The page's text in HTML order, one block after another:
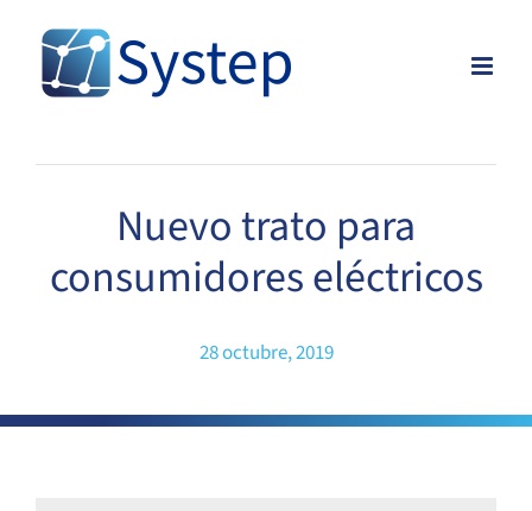
content
Nuevo trato para
consumidores eléctricos
28 octubre, 2019